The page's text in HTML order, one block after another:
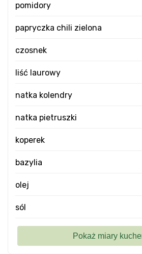
pomidory
papryczka chili zielona
czosnek
liść laurowy
natka kolendry
natka pietruszki
koperek
bazylia
olej
sól